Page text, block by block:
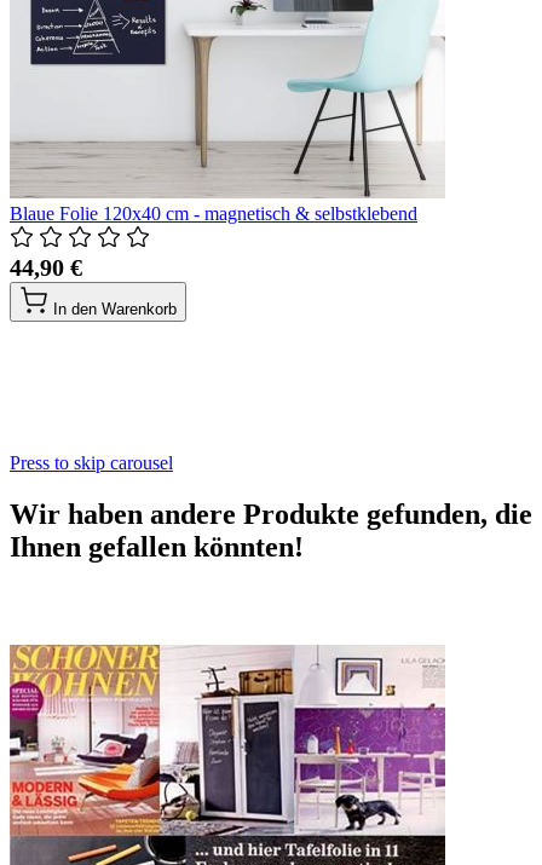
Blaue Folie 120x40 cm - magnetisch & selbstklebend
44,90 €
In den Warenkorb
Press to skip carousel
Wir haben andere Produkte gefunden, die
Ihnen gefallen könnten!